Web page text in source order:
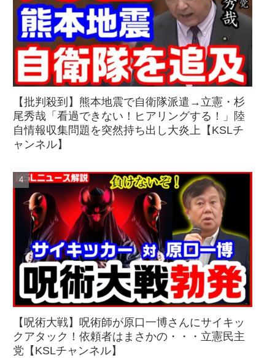
【批判殺到】熊本地震で自衛隊派遣→立憲・杉
尾秀哉「看過できない！ヒアリングする！」陸
自情報収集問題を突然持ち出し大炎上【KSLチ
ャンネル】
【呪術大戦】呪術師が原口一博さんにサイキッ
クアタック！依頼者はまさかの・・・立憲民主
党【KSLチャンネル】